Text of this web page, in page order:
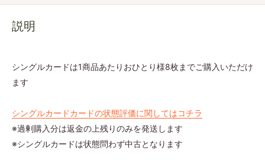
説明
シングルカードは1商品あたりおひとり様8枚までご購入いただけ
ます
シングルカードカードの状態評価に関してはコチラ
※過剰購入分は返金の上残りのみを発送します
※シングルカードは状態問わず中古となります